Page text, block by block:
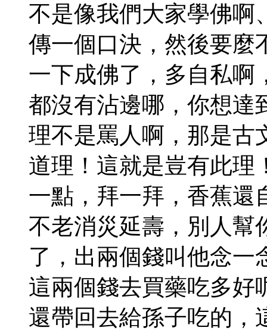
不是像我們大家學佛啊
傳一個口決，然後要麼
一下成佛了，多自私啊
都沒有沾邊哪，你想達
理不是罵人啊，那是古
道理！這就是豈有此理
一點，拜一拜，香蕉還
不老消災延壽，別人幫
了，出兩個錢叫他念一
這兩個錢去買藥吃多好
還帶回去給孫子吃的，